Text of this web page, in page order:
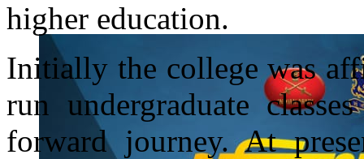
higher education.
Initially the college was
run undergraduate
forward journey. At